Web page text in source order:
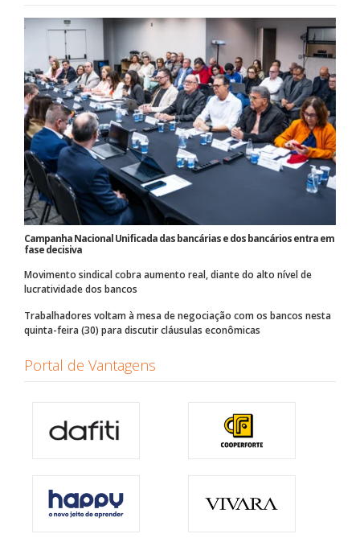
Campanha Nacional Unificada das bancárias e dos bancários entra em
fase decisiva
Movimento sindical cobra aumento real, diante do alto nível de
lucratividade dos bancos
Trabalhadores voltam à mesa de negociação com os bancos nesta
quinta-feira (30) para discutir cláusulas econômicas
Portal de Vantagens